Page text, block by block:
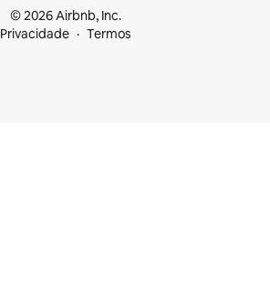
© 2026 Airbnb, Inc.
Privacidade
Termos